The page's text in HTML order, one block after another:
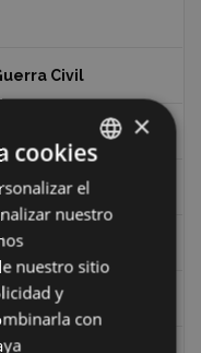
Civil
BASQUE
SPANISH
×
cookies
el
nuestro
nuestro sitio
y
con